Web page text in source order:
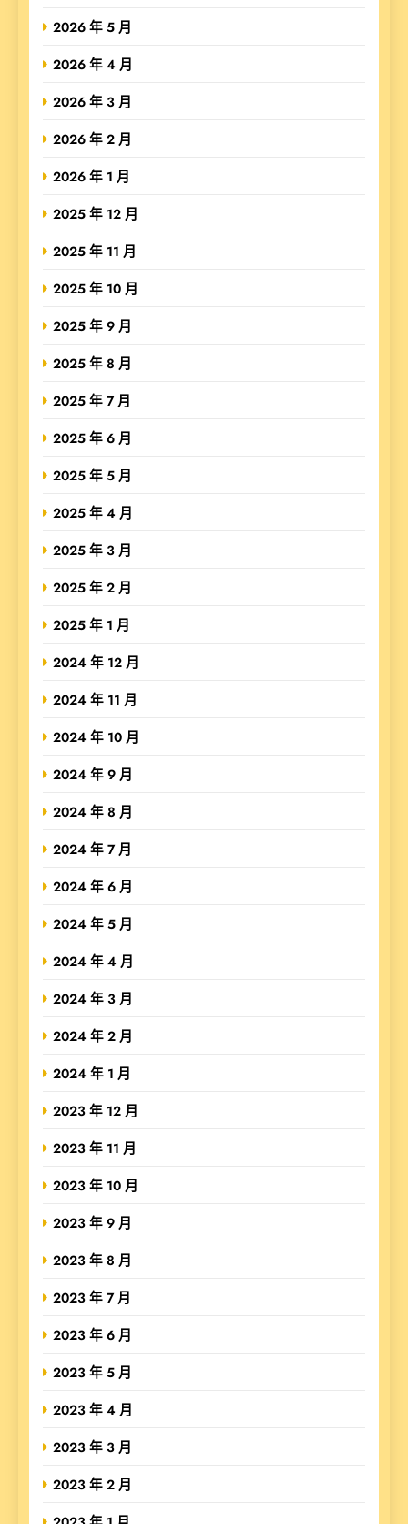
2026 年 5 月
2026 年 4 月
2026 年 3 月
2026 年 2 月
2026 年 1 月
2025 年 12 月
2025 年 11 月
2025 年 10 月
2025 年 9 月
2025 年 8 月
2025 年 7 月
2025 年 6 月
2025 年 5 月
2025 年 4 月
2025 年 3 月
2025 年 2 月
2025 年 1 月
2024 年 12 月
2024 年 11 月
2024 年 10 月
2024 年 9 月
2024 年 8 月
2024 年 7 月
2024 年 6 月
2024 年 5 月
2024 年 4 月
2024 年 3 月
2024 年 2 月
2024 年 1 月
2023 年 12 月
2023 年 11 月
2023 年 10 月
2023 年 9 月
2023 年 8 月
2023 年 7 月
2023 年 6 月
2023 年 5 月
2023 年 4 月
2023 年 3 月
2023 年 2 月